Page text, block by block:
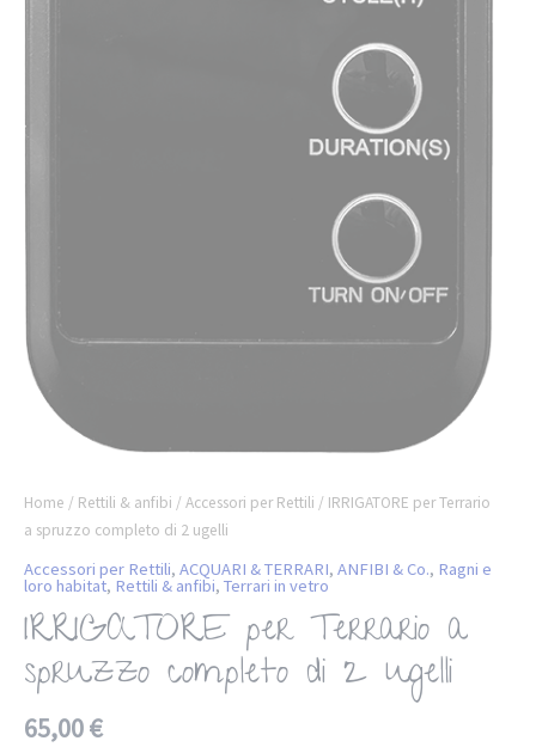
Home / Rettili & anfibi /Accessori per Rettili / IRRIGATORE per Terrario
a spruzzo completo di 2 ugelli
Accessori per Rettili, ACQUARI & TERRARI, ANFIBI & Co., Ragni e
loro habitat, Rettili & anfibi, Terrari in vetro
IRRIGATORE per Terrario a
spruzzo completo di 2 ugelli
65,00€